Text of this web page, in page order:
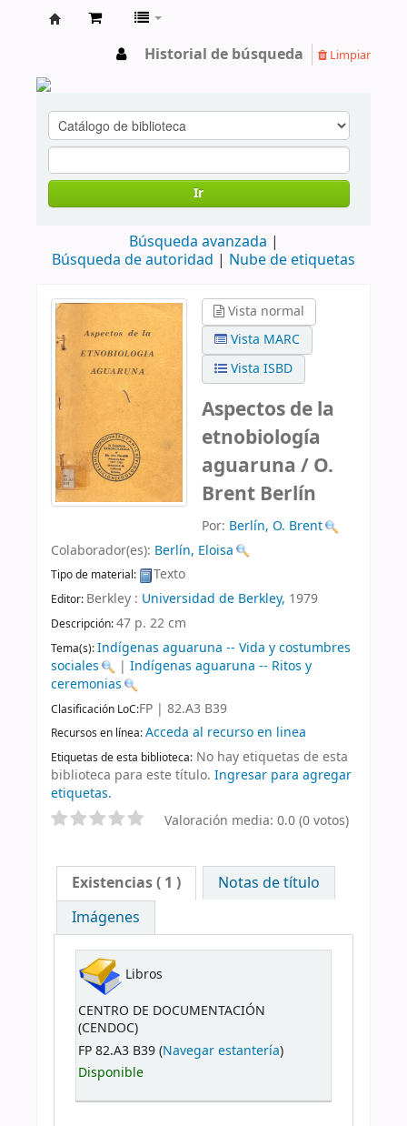
Historial de búsqueda Limpiar
Ir
Búsqueda avanzada
Búsqueda de autoridad
Nube de etiquetas
Vista normal
Vista MARC
Vista ISBD
Aspectos de la
etnobiología
aguaruna /O.
Brent Berlín
Por: Berlín, O. Brent
Colaborador(es): Berlín, Eloisa
Tipo de material: Texto
Editor: Berkley : Universidad de Berkley, 1979
Descripción:47 p. 22 cm
Tema(s):Indígenas aguaruna -- Vida y costumbres
sociales
|Indígenas aguaruna -- Ritos y
ceremonias
Clasificación LoC:FP | 82.A3 B39
Recursos en línea:Acceda al recurso en linea
Etiquetas de esta biblioteca: No hay etiquetas de esta
biblioteca para este título. Ingresar para agregar
etiquetas.
Valoración media: 0.0 (0 votos)
Existencias( 1 )
Notas de título
Imágenes
Libros
CENTRO DE DOCUMENTACIÓN
(CENDOC)
FP 82.A3 B39 (Navegar estantería)
Disponible